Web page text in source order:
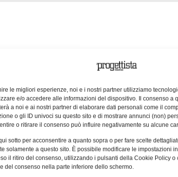
le migliori esperienze, noi e i nostri partner utilizziamo
e/o accedere alle informazioni del dispositivo. Il consenso a
a noi e ai nostri partner di elaborare dati personali come il
o gli ID univoci su questo sito e di mostrare annunci (non)
o ritirare il consenso può influire negativamente su alcune
sotto per acconsentire a quanto sopra o per fare scelte
solamente a questo sito. È possibile modificare le impostazioni
il ritiro del consenso, utilizzando i pulsanti della Cookie Policy o
del consenso nella parte inferiore dello schermo.